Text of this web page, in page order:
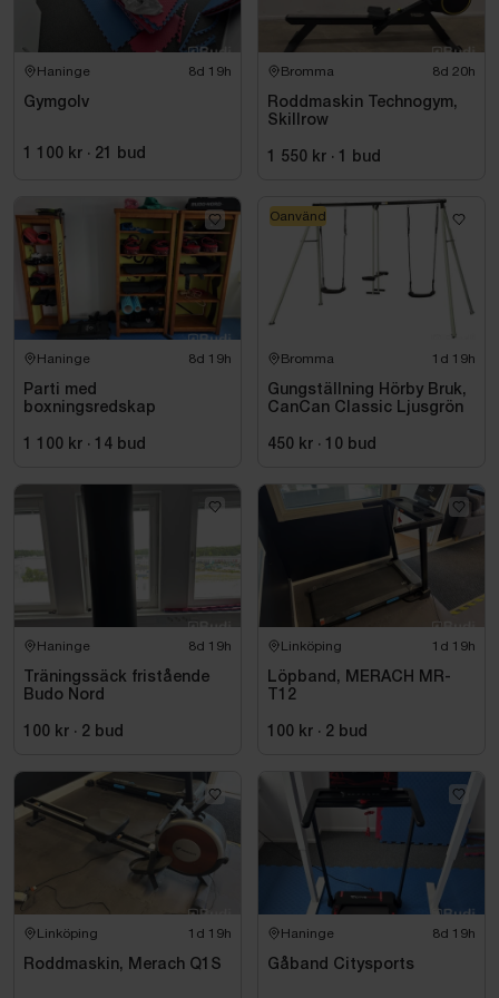
Haninge 8d 19h
Gymgolv
1 100 kr · 21 bud
Bromma 8d 20h
Roddmaskin Technogym,
Skillrow
1 550 kr · 1 bud
Haninge 8d 19h
Parti med
boxningsredskap
1 100 kr · 14 bud
Bromma 1d 19h
Gungställning Hörby Bruk,
CanCan Classic Ljusgrön
450 kr · 10 bud
Oanvänd
Haninge 8d 19h
Träningssäck fristående
Budo Nord
100 kr · 2 bud
Linköping 1d 19h
Löpband, MERACH MR-
T12
100 kr · 2 bud
Linköping 1d 19h
Roddmaskin, Merach Q1S
Haninge 8d 19h
Gåband Citysports